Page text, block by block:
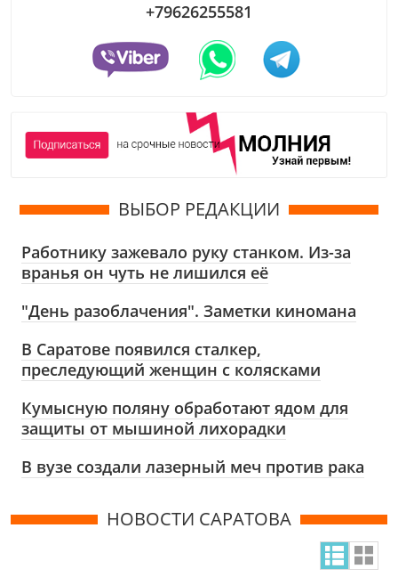
+79626255581
ВЫБОР РЕДАКЦИИ
Работнику зажевало руку станком. Из-за
вранья он чуть не лишился её
"День разоблачения". Заметки киномана
В Саратове появился сталкер,
преследующий женщин с колясками
Кумысную поляну обработают ядом для
защиты от мышиной лихорадки
В вузе создали лазерный меч против рака
НОВОСТИ САРАТОВА